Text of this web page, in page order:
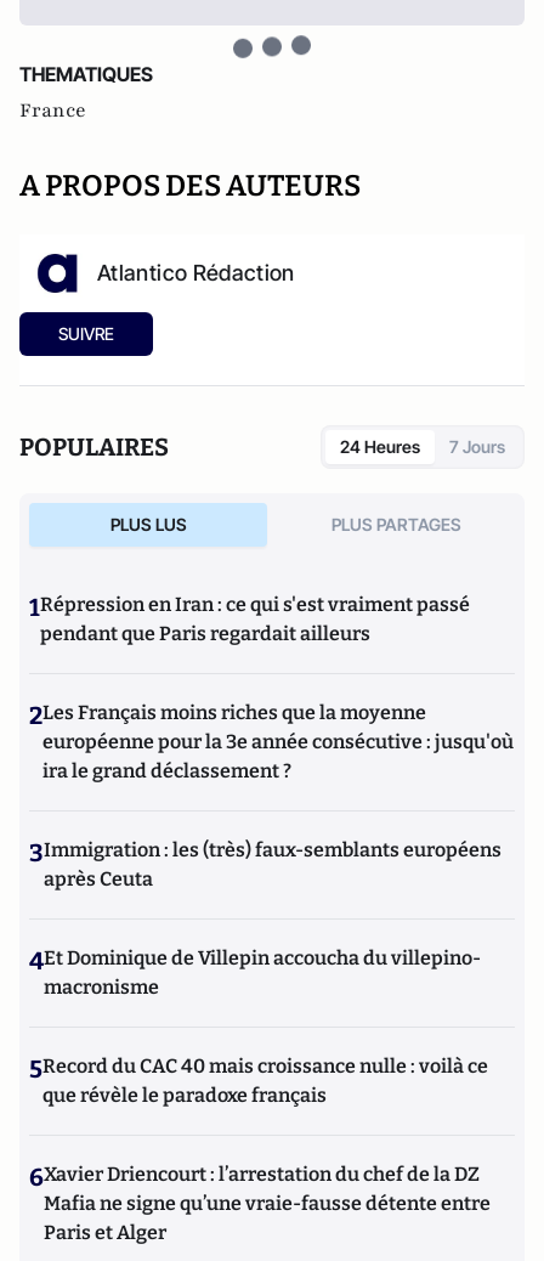
THEMATIQUES
France
A PROPOS DES AUTEURS
Atlantico Rédaction
SUIVRE
POPULAIRES 24 Heures 7 Jours
PLUS LUS PLUS PARTAGES
1Répression en Iran : ce qui s'est vraiment passé
pendant que Paris regardait ailleurs
2Les Français moins riches que la moyenne
européenne pour la 3e année consécutive : jusqu'où
ira le grand déclassement ?
3Immigration : les (très) faux-semblants européens
après Ceuta
4Et Dominique de Villepin accoucha du villepino-
macronisme
5Record du CAC 40 mais croissance nulle : voilà ce
que révèle le paradoxe français
6Xavier Driencourt : l’arrestation du chef de la DZ
Mafia ne signe qu’une vraie-fausse détente entre
Paris et Alger